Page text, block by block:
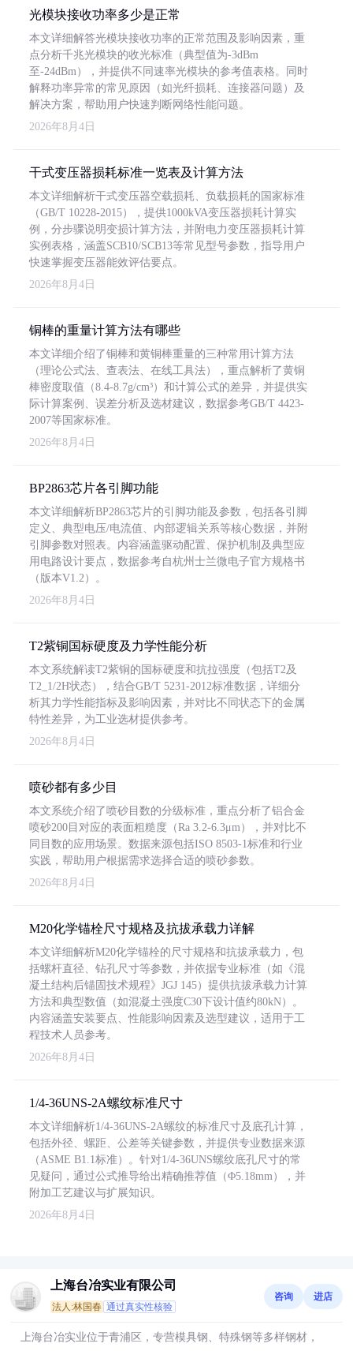
光模块接收功率多少是正常
本文详细解答光模块接收功率的正常范围及影响因素，重
点分析千兆光模块的收光标准（典型值为-3dBm
至-24dBm），并提供不同速率光模块的参考值表格。同时
解释功率异常的常见原因（如光纤损耗、连接器问题）及
解决方案，帮助用户快速判断网络性能问题。
2026年8月4日
干式变压器损耗标准一览表及计算方法
本文详细解析干式变压器空载损耗、负载损耗的国家标准
（GB/T 10228-2015），提供1000kVA变压器损耗计算实
例，分步骤说明变损计算方法，并附电力变压器损耗计算
实例表格，涵盖SCB10/SCB13等常见型号参数，指导用户
快速掌握变压器能效评估要点。
2026年8月4日
铜棒的重量计算方法有哪些
本文详细介绍了铜棒和黄铜棒重量的三种常用计算方法
（理论公式法、查表法、在线工具法），重点解析了黄铜
棒密度取值（8.4-8.7g/cm³）和计算公式的差异，并提供实
际计算案例、误差分析及选材建议，数据参考GB/T 4423-
2007等国家标准。
2026年8月4日
BP2863芯片各引脚功能
本文详细解析BP2863芯片的引脚功能及参数，包括各引脚
定义、典型电压/电流值、内部逻辑关系等核心数据，并附
引脚参数对照表。内容涵盖驱动配置、保护机制及典型应
用电路设计要点，数据参考自杭州士兰微电子官方规格书
（版本V1.2）。
2026年8月4日
T2紫铜国标硬度及力学性能分析
本文系统解读T2紫铜的国标硬度和抗拉强度（包括T2及
T2_1/2H状态），结合GB/T 5231-2012标准数据，详细分
析其力学性能指标及影响因素，并对比不同状态下的金属
特性差异，为工业选材提供参考。
2026年8月4日
喷砂都有多少目
本文系统介绍了喷砂目数的分级标准，重点分析了铝合金
喷砂200目对应的表面粗糙度（Ra 3.2-6.3μm），并对比不
同目数的应用场景。数据来源包括ISO 8503-1标准和行业
实践，帮助用户根据需求选择合适的喷砂参数。
2026年8月4日
M20化学锚栓尺寸规格及抗拔承载力详解
本文详细解析M20化学锚栓的尺寸规格和抗拔承载力，包
括螺杆直径、钻孔尺寸等参数，并依据专业标准（如《混
凝土结构后锚固技术规程》JGJ 145）提供抗拔承载力计算
方法和典型数值（如混凝土强度C30下设计值约80kN）。
内容涵盖安装要点、性能影响因素及选型建议，适用于工
程技术人员参考。
2026年8月4日
1/4-36UNS-2A螺纹标准尺寸
本文详细解析1/4-36UNS-2A螺纹的标准尺寸及底孔计算，
包括外径、螺距、公差等关键参数，并提供专业数据来源
（ASME B1.1标准）。针对1/4-36UNS螺纹底孔尺寸的常
见疑问，通过公式推导给出精确推荐值（Φ5.18mm），并
附加工艺建议与扩展知识。
2026年8月4日
上海台冶实业有限公司
法人:林国春 通过真实性核验
咨询 进店
上海台冶实业位于青浦区，专营模具钢、特殊钢等多样钢材，